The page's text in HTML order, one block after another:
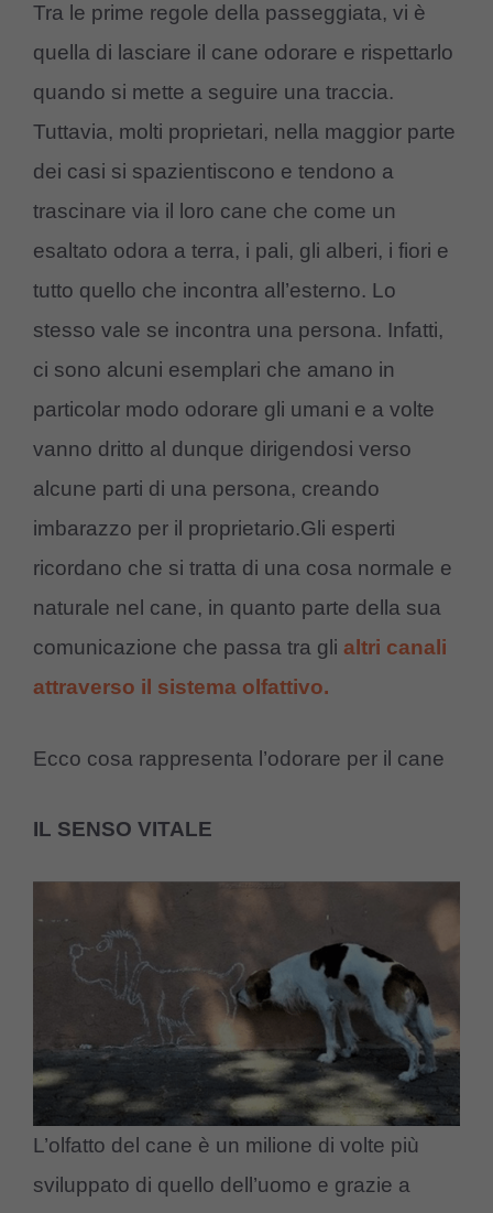
Tra le prime regole della passeggiata, vi è
quella di lasciare il cane odorare e rispettarlo
quando si mette a seguire una traccia.
Tuttavia, molti proprietari, nella maggior parte
dei casi si spazientiscono e tendono a
trascinare via il loro cane che come un
esaltato odora a terra, i pali, gli alberi, i fiori e
tutto quello che incontra all’esterno. Lo
stesso vale se incontra una persona. Infatti,
ci sono alcuni esemplari che amano in
particolar modo odorare gli umani e a volte
vanno dritto al dunque dirigendosi verso
alcune parti di una persona, creando
imbarazzo per il proprietario.Gli esperti
ricordano che si tratta di una cosa normale e
naturale nel cane, in quanto parte della sua
comunicazione che passa tra gli altri canali
attraverso il sistema olfattivo.
Ecco cosa rappresenta l’odorare per il cane
IL SENSO VITALE
L’olfatto del cane è un milione di volte più
sviluppato di quello dell’uomo e grazie a